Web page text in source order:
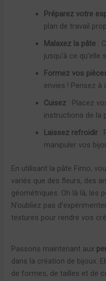
Préparez votre
plan de travail
Malaxez la pâte :
jusqu’à ce qu’elle
Formez vos
envies ! Pensez à
Cuisez : Placez
instructions de la
Laissez refroidir :
manipuler vos
En utilisant la pâte Fimo,
variés que des fleurs, des
géométriques. Oh là là, les
N’oubliez pas
textures pour rendre vos
Passons maintenant aux
dans la création de bijoux.
de formes, de tailles et de